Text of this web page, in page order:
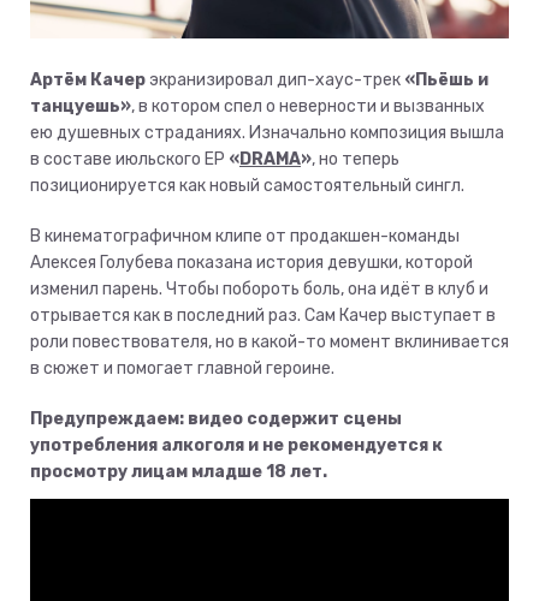
Артём Качер экранизировал дип-хаус-трек «Пьёшь и
танцуешь», в котором спел о неверности и вызванных
ею душевных страданиях. Изначально композиция вышла
в составе июльского EP «DRAMA», но теперь
позиционируется как новый самостоятельный сингл.
В кинематографичном клипе от продакшен-команды
Алексея Голубева показана история девушки, которой
изменил парень. Чтобы побороть боль, она идёт в клуб и
отрывается как в последний раз. Сам Качер выступает в
роли повествователя, но в какой-то момент вклинивается
в сюжет и помогает главной героине.
Предупреждаем: видео содержит сцены
употребления алкоголя и не рекомендуется к
просмотру лицам младше 18 лет.